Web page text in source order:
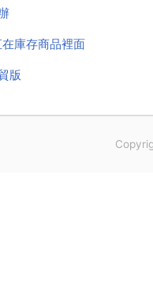
庫存商品裡面
版